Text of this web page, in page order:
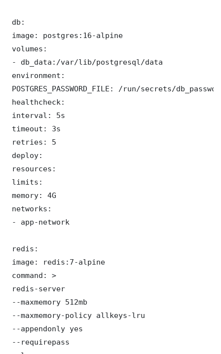
db:
image: postgres:16-alpine
volumes:
- db_data:/var/lib/postgresql/data
environment:
POSTGRES_PASSWORD_FILE: /run/secrets/
healthcheck:
interval: 5s
timeout: 3s
retries: 5
deploy:
resources:
limits:
memory: 4G
networks:
- app-network
redis:
image: redis:7-alpine
command: >
redis-server
--maxmemory 512mb
--maxmemory-policy allkeys-lru
--appendonly yes
--requirepass